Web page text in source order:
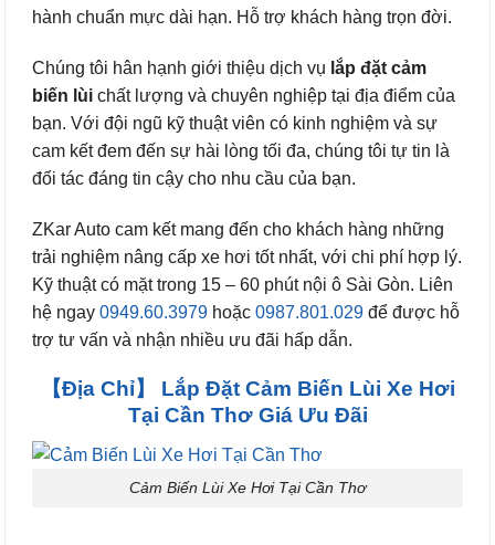
hành chuẩn mực dài hạn. Hỗ trợ khách hàng trọn đời.
Chúng tôi hân hạnh giới thiệu dịch vụ lắp đặt cảm
biến lùi chất lượng và chuyên nghiệp tại địa điểm của
bạn. Với đội ngũ kỹ thuật viên có kinh nghiệm và sự
cam kết đem đến sự hài lòng tối đa, chúng tôi tự tin là
đối tác đáng tin cậy cho nhu cầu của bạn.
ZKar Auto cam kết mang đến cho khách hàng những
trải nghiệm nâng cấp xe hơi tốt nhất, với chi phí hợp lý.
Kỹ thuật có mặt trong 15 – 60 phút nội ô Sài Gòn. Liên
hệ ngay 0949.60.3979 hoặc 0987.801.029 để được hỗ
trợ tư vấn và nhận nhiều ưu đãi hấp dẫn.
【Địa Chỉ】 Lắp Đặt Cảm Biến Lùi Xe Hơi
Tại Cần Thơ Giá Ưu Đãi
Cảm Biến Lùi Xe Hơi Tại Cần Thơ